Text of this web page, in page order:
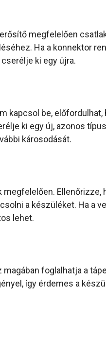
megfelelően
Ha a konnektor
ki egy újra.
kapcsol be,
ki egy új, azonos
károsodását.
Ellenőrizze,
a készüléket. Ha a
lehet.
foglalhatja a
így érdemes a